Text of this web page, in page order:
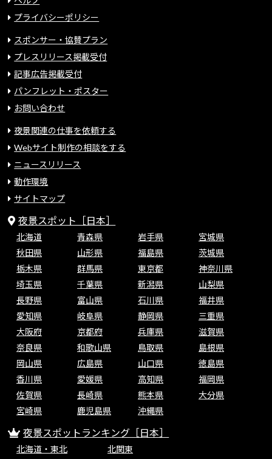
プライバシーポリシー
スポンサー・協賛プラン
プレスリリース掲載受付
記事広告掲載受付
パンフレット・ポスター
お問い合わせ
夜景関連の仕事を依頼する
Webサイト制作の相談をする
ニュースリリース
動作環境
サイトマップ
夜景スポット［日本］
北海道 青森県 岩手県
宮城県
秋田県
山形県 福島県
茨城県
栃木県
群馬県 東京都
神奈川県
埼玉県
千葉県 新潟県
山梨県
長野県
富山県 石川県
福井県
愛知県
岐阜県 静岡県
三重県
大阪府
京都府 兵庫県
滋賀県
奈良県
和歌山県 鳥取県
島根県
岡山県
広島県 山口県
徳島県
香川県
愛媛県 高知県
福岡県
佐賀県
長崎県 熊本県
大分県
宮崎県
鹿児島県 沖縄県
夜景スポットランキング［日本］
北海道・東北
北関東